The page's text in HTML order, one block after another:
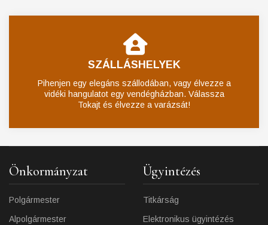
SZÁLLÁSHELYEK
Pihenjen egy elegáns szállodában, vagy élvezze a
vidéki hangulatot egy vendégházban. Válassza
Tokajt és élvezze a varázsát!
Önkormányzat
Polgármester
Alpolgármester
Ügyintézés
Titkárság
Elektronikus ügyintézés